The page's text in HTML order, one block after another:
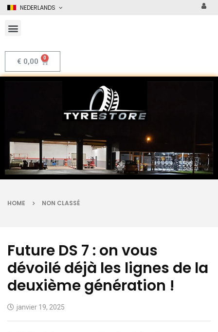
NEDERLANDS
€ 0,00
HOME NON CLASSÉ
Future DS 7 : on vous
dévoilé déjà les lignes de la
deuxième génération !
janvier 19, 2025